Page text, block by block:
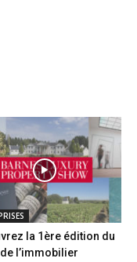
la 1ère édition du
l’immobilier